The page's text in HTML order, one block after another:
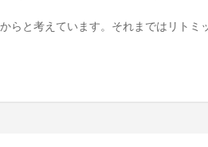
らと考えています。それまではリトミ